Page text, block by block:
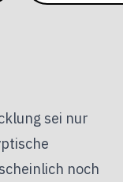
sei nur
noch